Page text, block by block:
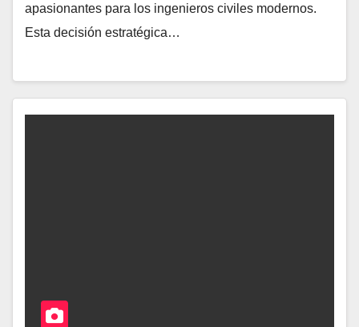
apasionantes para los ingenieros civiles modernos.
Esta decisión estratégica…